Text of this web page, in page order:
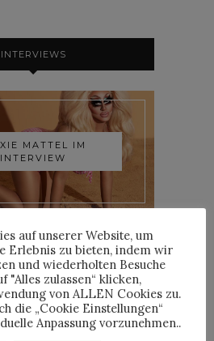
INTERVIEWS
MATTEL IM
INTERVIEW
LEMOINE AKA
IM INTERVIEW
auf unserer Website, um
Erlebnis zu bieten, indem wir
und wiederholten Besuche
"Alles zulassen“ klicken,
von ALLEN Cookies zu.
die „Cookie Einstellungen“
Anpassung vorzunehmen..